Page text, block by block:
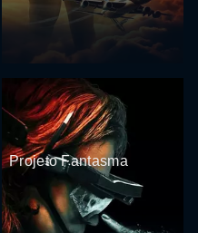
Projeto Fantasma